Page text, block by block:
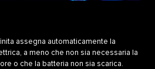
assegna automaticamente la
a meno che non sia necessaria la
o che la batteria non sia scarica.